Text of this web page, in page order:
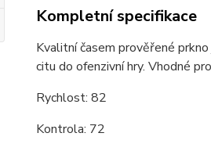
Kompletní specifikace
Kvalitní časem prověřené
citu do ofenzivní hry. Vhodné
Rychlost: 82
Kontrola: 72